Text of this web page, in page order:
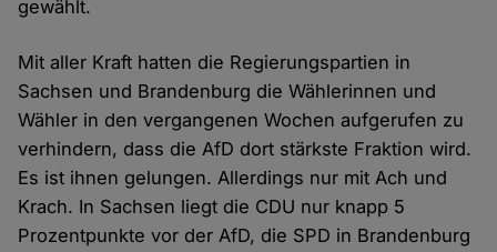
gewählt.
Mit aller Kraft hatten die Regierungspartien in
Sachsen und Brandenburg die Wählerinnen und
Wähler in den vergangenen Wochen aufgerufen zu
verhindern, dass die AfD dort stärkste Fraktion wird.
Es ist ihnen gelungen. Allerdings nur mit Ach und
Krach. In Sachsen liegt die CDU nur knapp 5
Prozentpunkte vor der AfD, die SPD in Brandenburg